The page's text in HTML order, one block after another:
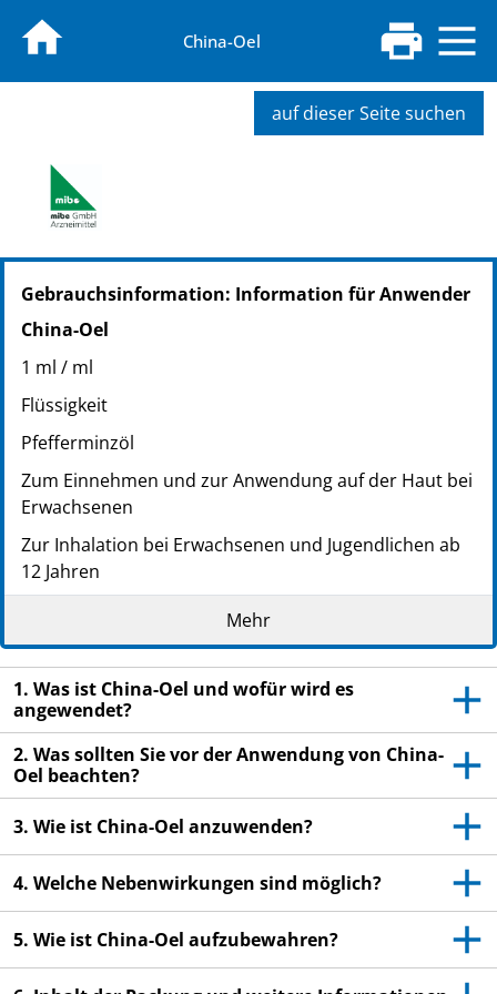
China-Oel
auf dieser Seite suchen
PZN: 03137001
PPN: 110313700133
GTIN: 04104610006165
PPN: 110309815250
GTIN: 04104610006172
PZN: 03098086
PPN: 110309808618
GTIN: 04104610006189
Gebrauchsinformation: Information für Anwender
China-Oel
1 ml / ml
Flüssigkeit
Pfefferminzöl
Zum Einnehmen und zur Anwendung auf der Haut bei
Erwachsenen
Zur Inhalation bei Erwachsenen und Jugendlichen ab
12 Jahren
Lesen Sie die gesamte Packungsbeilage sorgfältig
Arzneimittels beginnen, denn sie enthält wichtige
Informationen.
Wenden Sie dieses Arzneimittel immer genau wie in
dieser Packungsbeilage beschrieben bzw. genau nach
Anweisung Ihres Arztes oder Apothekers an.
Heben Sie die Packungsbeilage auf. Vielleicht
möchten Sie diese später nochmals lesen.
Fragen Sie Ihren Apotheker, wenn Sie weitere
Informationen oder einen Rat benötigen.
Wenn Sie Nebenwirkungen bemerken, wenden Sie
sich an Ihren Arzt oder Apotheker. Dies gilt auch
für Nebenwirkungen, die nicht in dieser
Mehr
1. Was ist China-Oel und wofür wird es
angewendet?
2. Was sollten Sie vor der Anwendung von China-
Oel beachten?
3. Wie ist China-Oel anzuwenden?
4. Welche Nebenwirkungen sind möglich?
5. Wie ist China-Oel aufzubewahren?